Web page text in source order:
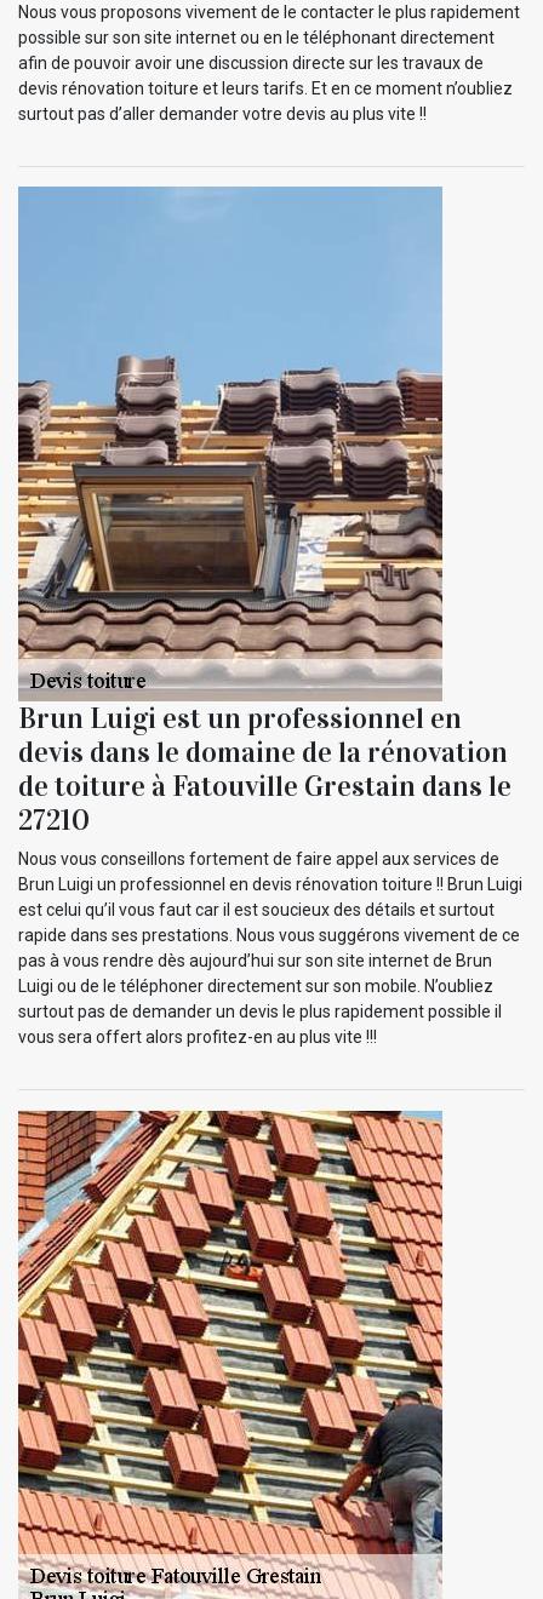
Nous vous proposons vivement de le contacter le plus rapidement
possible sur son site internet ou en le téléphonant directement
afin de pouvoir avoir une discussion directe sur les travaux de
devis rénovation toiture et leurs tarifs. Et en ce moment n’oubliez
surtout pas d’aller demander votre devis au plus vite !!
Brun Luigi est un professionnel en
devis dans le domaine de la rénovation
de toiture à Fatouville Grestain dans le
27210
Nous vous conseillons fortement de faire appel aux services de
Brun Luigi un professionnel en devis rénovation toiture !! Brun Luigi
est celui qu’il vous faut car il est soucieux des détails et surtout
rapide dans ses prestations. Nous vous suggérons vivement de ce
pas à vous rendre dès aujourd’hui sur son site internet de Brun
Luigi ou de le téléphoner directement sur son mobile. N’oubliez
surtout pas de demander un devis le plus rapidement possible il
vous sera offert alors profitez-en au plus vite !!!